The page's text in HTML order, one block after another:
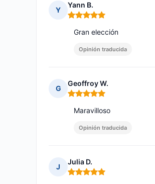
Y
Yann B.
Nota: 5 de 5
Gran elección
Opinión traducida
G
Geoffroy W.
Nota: 5 de 5
Maravilloso
Opinión traducida
J
Julia D.
Nota: 5 de 5